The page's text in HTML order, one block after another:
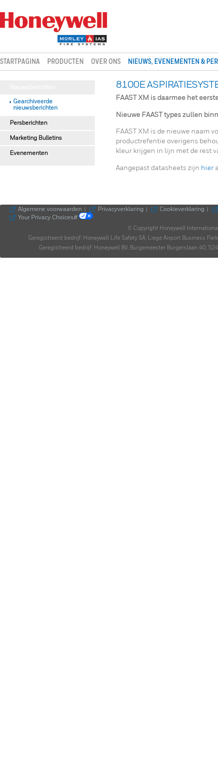
STARTPAGINA PRODUCTEN OVER ONS NIEUWS, EVENEMENTEN &
Gearchiveerde
nieuwsberichten
Persberichten
Marketing Bulletins
Evenementen
8100E
FAAST XM is daarmee het
Nieuwe FAAST types zullen
FAAST XM is de nieuwe naam
productrefentie overigens
kleur krijgen in lijn met de rest
Aangepast datasheets zijn hier
Algemene voorwaarden Privacyverklaring Cookieverklaring
Your Privacy Choices#
© Copyright Honeywell
Geregistreerd bedrijf: Honeywell Life Safety SA, Liege Airport Business
Geregistreerd bedrijf: Honeywell BV, Burgemeester Burgerslaan 40,